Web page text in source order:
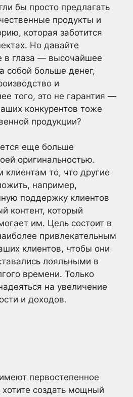
бы просто предлагать
продукты и
которая заботится
Но давайте
в глаза — высочайшее
собой больше денег,
и
того, это не гарантия —
конкурентов тоже
продукции?
еще больше
оригинальностью.
то, что другие
например,
поддержку клиентов
контент, который
им. Цель состоит в
привлекательным
клиентов, чтобы они
лояльными в
времени. Только
на увеличение
и доходов.
первостепенное
создать мощный